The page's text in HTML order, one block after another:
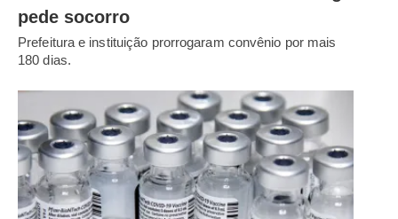
pede socorro
Prefeitura e instituição prorrogaram convênio por mais
180 dias.